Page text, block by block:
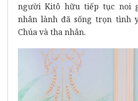
người Kitô hữu tiếp tục noi
nhân lành đã sống trọn tình
Chúa và tha nhân.